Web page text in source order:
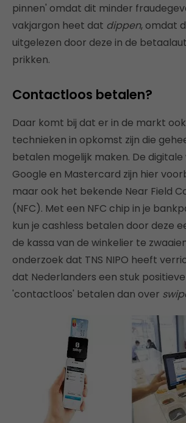
pinnen' omdat dit minder
vakjargon heet dat dippen, omdat
uitgelezen door deze in de
prikken.
Contactloos betalen?
Daar komt bij dat er in de markt
technieken in opkomst zijn die
betalen mogelijk maken. De
Google en Mastercard zijn hier
maar ook het bekende Near Field
(NFC). Met een NFC chip in je
kun je cashless betalen door deze
de kassa van de winkelier te
onderzoek dat TNS NIPO heeft
dat Nederlanders een stuk
'contactloos' betalen dan over